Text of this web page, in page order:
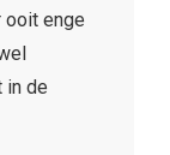
ooit enge
in de